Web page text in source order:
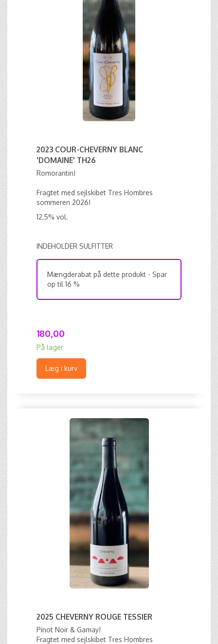
2023 COUR-CHEVERNY BLANC
'DOMAINE' TH26
Romorantin!
Fragtet med sejlskibet Tres Hombres
sommeren 2026!
12,5% vol.
INDEHOLDER SULFITTER
Mængderabat på dette produkt - Spar
op til 16 %
180,00
På lager
Læg i kurv
2025 CHEVERNY ROUGE TESSIER
Pinot Noir & Gamay!
Fragtet med sejlskibet Tres Hombres